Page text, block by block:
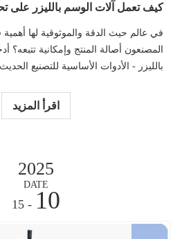
في عالم حيث الدقة والموثوقية لها
المصنعون أصالة المنتج وإمكانية تتبعه؟
بالليزر - الأدوات الأساسية للتصنيع
اقرأ المزيد
2025
DATE
10
- 15